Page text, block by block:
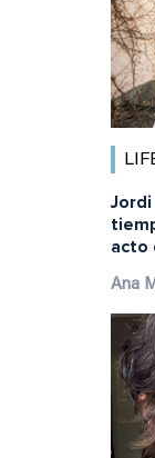
Jordi
acto
Ana